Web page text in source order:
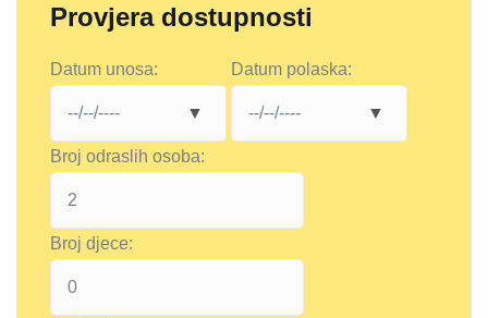
Provjera dostupnosti
Datum unosa: Datum polaska:
Broj odraslih osoba:
Broj djece: